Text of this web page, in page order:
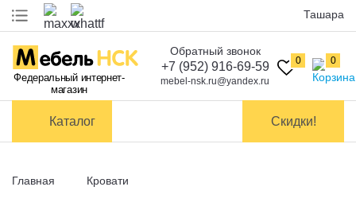
Оплата
Доставка и
самовывоз
Сборка
Ташара
Федеральный интернет-
магазин
0 0
Обратный звонок
+7 (952) 916-69-59
mebel-nsk.ru@yandex.ru
Каталог Скидки!
Главная Кровати